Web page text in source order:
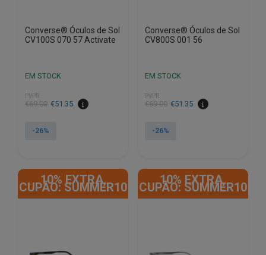
Converse® Óculos de Sol
CV100S 070 57 Activate
EM STOCK
PVPR
€69.00
O
original
€51.35
O
atual
-26%
Converse® Óculos de Sol
CV800S 001 56
EM STOCK
PVPR
€69.00
O
original
€51.35
O
atual
-26%
10% EXTRA,
CUPÃO: SUMMER10
10% EXTRA,
CUPÃO: SUMMER10